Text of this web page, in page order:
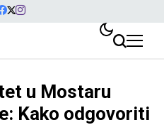
u Mostaru
Kako odgovoriti